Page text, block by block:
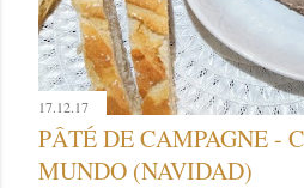
17.12.17
PÂTÉ DE CAMPAGNE -
MUNDO (NAVIDAD)